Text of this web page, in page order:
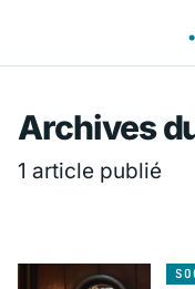
Archives
1 article publié